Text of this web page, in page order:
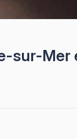
sur-Mer